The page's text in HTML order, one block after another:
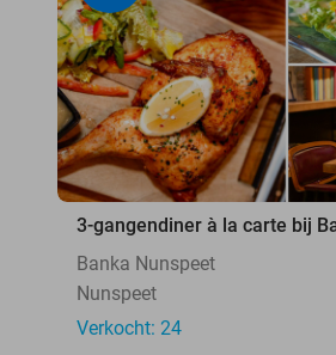
3-gangendiner à la carte bij
Banka Nunspeet
Nunspeet
Verkocht: 24